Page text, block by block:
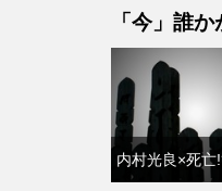
「今」誰
内村光良×死亡